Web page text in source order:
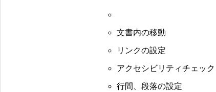
文書内の移動
リンクの設定
アクセシビリティチェック
行間、段落の設定